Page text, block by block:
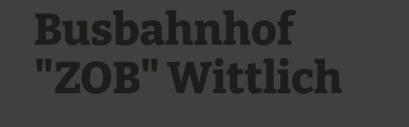
Busbahnhof
"ZOB" Wittlich